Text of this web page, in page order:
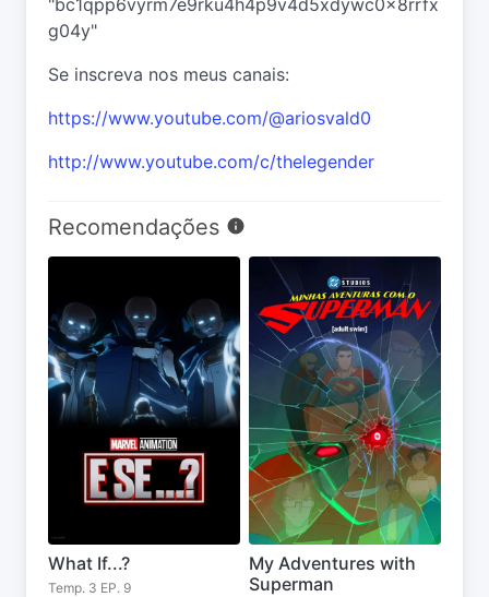
g04y"
Se inscreva nos meus canais:
https://www.youtube.com/@ariosvald0
http://www.youtube.com/c/thelegender
Recomendações
What If...?
Temp. 3 EP. 9
My Adventures with
Superman